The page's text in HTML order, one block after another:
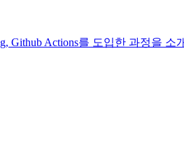
Github Actions를 도입한 과정을